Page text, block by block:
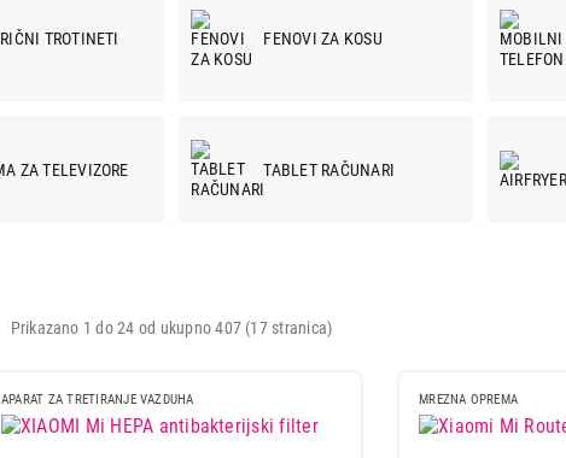
TROTINETI FENOVI ZA KOSU
ZA TELEVIZORE TABLET RAČUNARI
Prikazano 1 do 24 od ukupno 407 (17 stranica)
APARAT ZA TRETIRANJE VAZDUHA MREZNA OPREMA